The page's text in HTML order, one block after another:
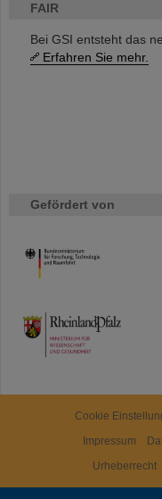
FAIR
Bei GSI entsteht das
Erfahren Sie mehr.
Gefördert von
HMWK
TMWWDG
Cookie
Impressum
Urheberrecht